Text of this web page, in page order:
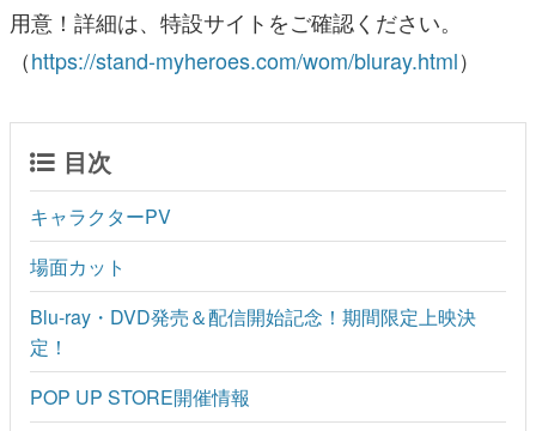
用意！詳細は、特設サイトをご確認ください。
（https://stand-myheroes.com/wom/bluray.html）
目次
キャラクターPV
場面カット
Blu-ray・DVD発売＆配信開始記念！期間限定上映決
定！
POP UP STORE開催情報